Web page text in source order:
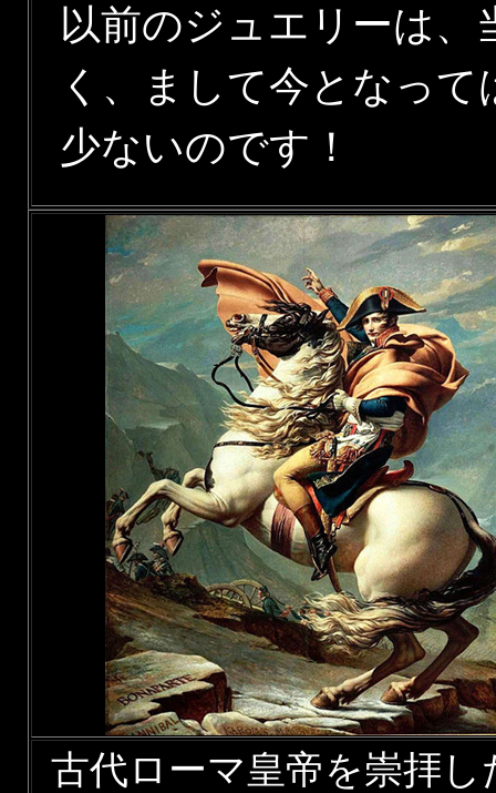
以前のジュエリーは
く、まして今となっ
少ないのです！
古代ローマ皇帝を崇拝